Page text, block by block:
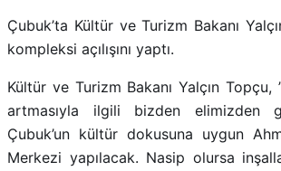
Çubuk’ta Kültür ve Turizm Bakanı
kompleksi açılışını yaptı.
Kültür ve Turizm Bakanı Yalçın
artmasıyla ilgili bizden elimizden
Çubuk’un kültür dokusuna uygun
Merkezi yapılacak. Nasip olursa